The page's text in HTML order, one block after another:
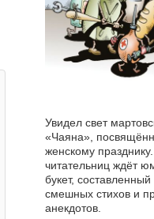
Увидел свет
«Чаяна»,
женскому празднику. Наших
читательниц ждёт
букет, составленный
смешных стихов и
анекдотов.